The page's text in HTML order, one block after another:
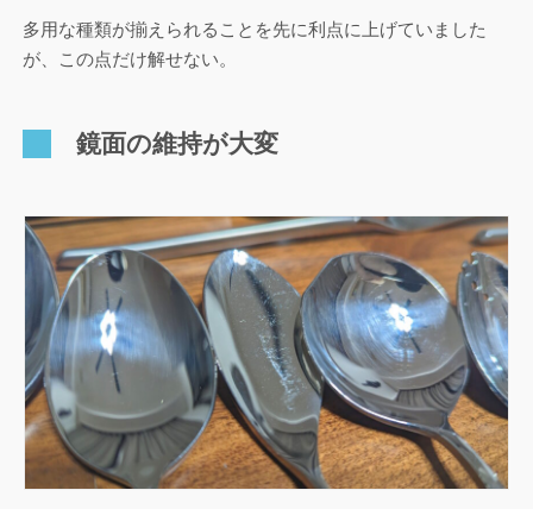
多用な種類が揃えられることを先に利点に上げていました
が、この点だけ解せない。
鏡面の維持が大変